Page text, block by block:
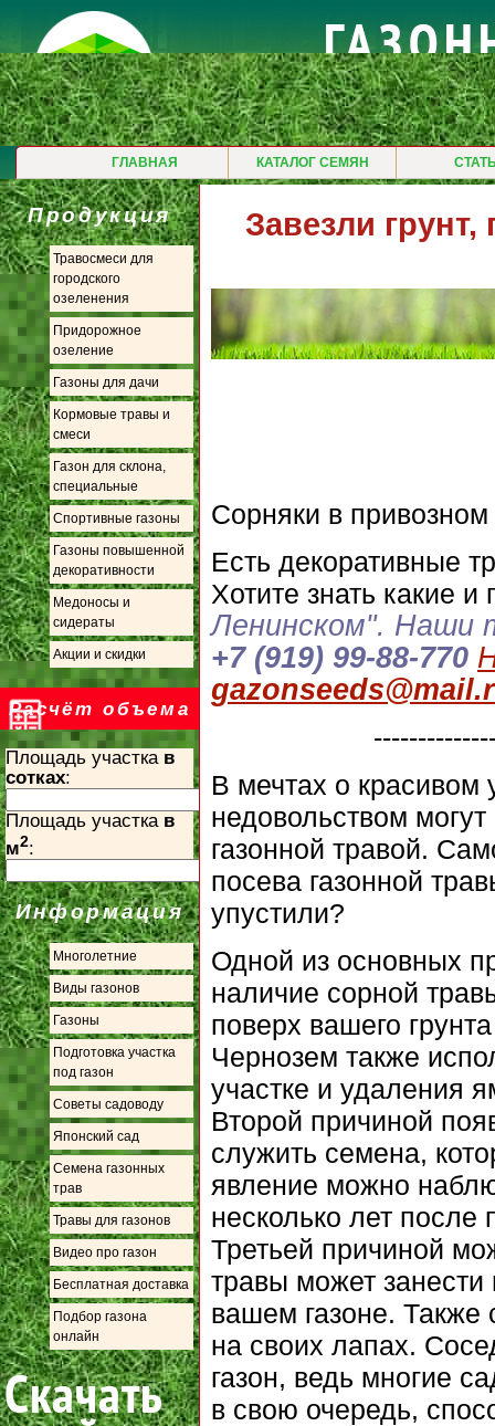
ГЛАВНАЯ КАТАЛОГ СЕМЯН
Продукция
Травосмеси для
городского
озеленения
Придорожное
озеление
Газоны для дачи
Кормовые травы и
смеси
Газон для склона,
специальные
Спортивные газоны
Газоны повышенной
декоративности
Медоносы и
сидераты
Акции и скидки
Расчёт объема
Площадь участка в
сотках:
Площадь участка в
м2:
Информация
Многолетние
Виды газонов
Газоны
Подготовка участка
под газон
Советы садоводу
Японский сад
Семена газонных
трав
Травы для газонов
Видео про газон
Бесплатная доставка
Подбор газона
онлайн
Завезли
Сорняки в
Есть декоративные
Хотите знать какие
Ленинском". Наши
+7 (919) 99-88-770
В мечтах о красивом
недовольством
газонной травой.
посева газонной
упустили?
Одной из основных
наличие сорной
поверх вашего
Чернозем также
участке и удаления
Второй причиной
служить семена,
явление можно
несколько лет после
Третьей причиной
травы может
вашем газоне. Также
на своих лапах.
газон, ведь многие
в свою очередь,